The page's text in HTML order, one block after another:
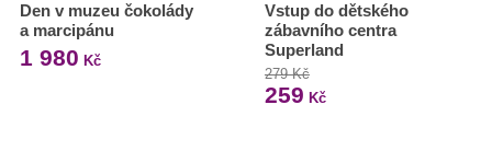
Den v muzeu čokolády
a marcipánu
1 980 Kč
Vstup do dětského
zábavního centra
Superland
279 Kč
259 Kč